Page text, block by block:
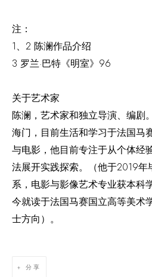
注：
1、2 陈澜作品介绍
3 罗兰·巴特《明室》96
关于艺术家
陈澜，艺术家和独立导演、编剧
海门，目前生活和学习于法国马
与电影，他目前专注于从个体经
法展开实践探索。（他于2019
系，电影与影像艺术专业获本科
今就读于法国马赛国立高等美术
士方向）。
分享